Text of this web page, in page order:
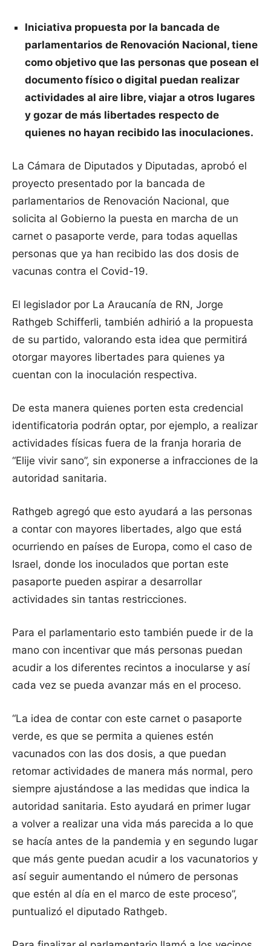
Iniciativa propuesta por la bancada de
parlamentarios de Renovación Nacional, tiene
como objetivo que las personas que posean el
documento físico o digital puedan realizar
actividades al aire libre, viajar a otros lugares
y gozar de más libertades respecto de
quienes no hayan recibido las inoculaciones.
La Cámara de Diputados y Diputadas, aprobó el
proyecto presentado por la bancada de
parlamentarios de Renovación Nacional, que
solicita al Gobierno la puesta en marcha de un
carnet o pasaporte verde, para todas aquellas
personas que ya han recibido las dos dosis de
vacunas contra el Covid-19.
El legislador por La Araucanía de RN, Jorge
Rathgeb Schifferli, también adhirió a la propuesta
de su partido, valorando esta idea que permitirá
otorgar mayores libertades para quienes ya
cuentan con la inoculación respectiva.
De esta manera quienes porten esta credencial
identificatoria podrán optar, por ejemplo, a realizar
actividades físicas fuera de la franja horaria de
“Elije vivir sano”, sin exponerse a infracciones de la
autoridad sanitaria.
Rathgeb agregó que esto ayudará a las personas
a contar con mayores libertades, algo que está
ocurriendo en países de Europa, como el caso de
Israel, donde los inoculados que portan este
pasaporte pueden aspirar a desarrollar
actividades sin tantas restricciones.
Para el parlamentario esto también puede ir de la
mano con incentivar que más personas puedan
acudir a los diferentes recintos a inocularse y así
cada vez se pueda avanzar más en el proceso.
“La idea de contar con este carnet o pasaporte
verde, es que se permita a quienes estén
vacunados con las dos dosis, a que puedan
retomar actividades de manera más normal, pero
siempre ajustándose a las medidas que indica la
autoridad sanitaria. Esto ayudará en primer lugar
a volver a realizar una vida más parecida a lo que
se hacía antes de la pandemia y en segundo lugar
que más gente puedan acudir a los vacunatorios y
así seguir aumentando el número de personas
que estén al día en el marco de este proceso”,
puntualizó el diputado Rathgeb.